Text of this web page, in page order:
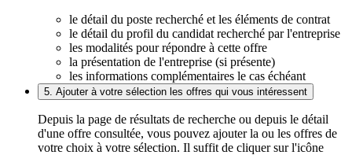
le détail du poste recherché et les éléments de contrat
le détail du profil du candidat recherché par l'entreprise
les modalités pour répondre à cette offre
la présentation de l'entreprise (si présente)
les informations complémentaires le cas échéant
5. Ajouter à votre sélection les offres qui vous intéressent
Depuis la page de résultats de recherche ou depuis le détail
d'une offre consultée, vous pouvez ajouter la ou les offres de
votre choix à votre sélection. Il suffit de cliquer sur l'icône